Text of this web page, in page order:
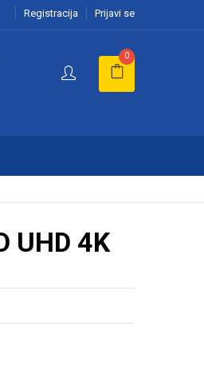
Registracija Prijavi se
0
UHD 4K